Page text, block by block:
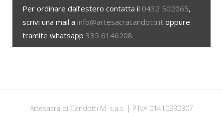
Per ordinare dall’estero contatta il 0432 502065,
scrivi una mail a info@artesacracandotti.it oppure
tramite whatsapp 335 6146208
Artesacra di Candotti M. s.a.s. | P.IVA 01410930307